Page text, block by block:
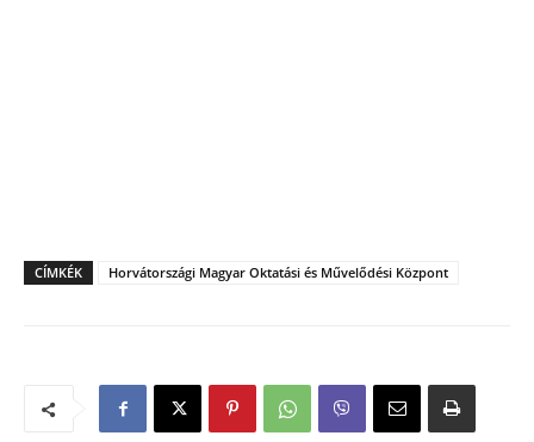
CÍMKÉK Horvátországi Magyar Oktatási és Művelődési Központ